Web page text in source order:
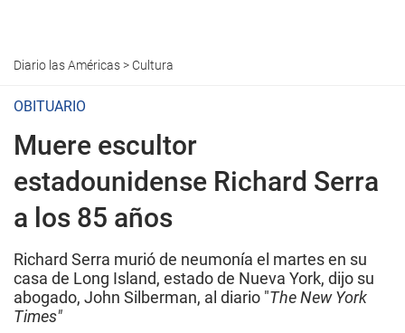
Diario las Américas> Cultura
OBITUARIO
Muere escultor
estadounidense Richard Serra
a los 85 años
Richard Serra murió de neumonía el martes en su
casa de Long Island, estado de Nueva York, dijo su
abogado, John Silberman, al diario "The New York
Times"